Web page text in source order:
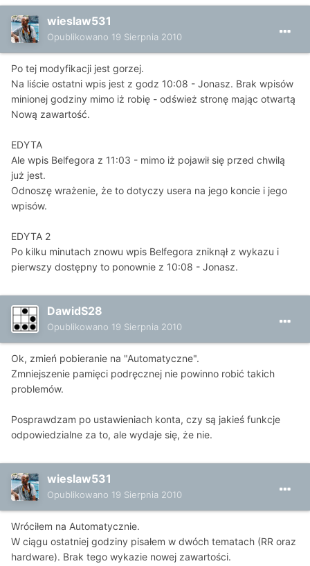
wieslaw531
Opublikowano 19 Sierpnia 2010
Po tej modyfikacji jest gorzej.
Na liście ostatni wpis jest z godz 10:08 - Jonasz. Brak wpisów
minionej godziny mimo iż robię - odśwież stronę mając otwartą
Nową zawartość.
EDYTA
Ale wpis Belfegora z 11:03 - mimo iż pojawił się przed chwilą
już jest.
Odnoszę wrażenie, że to dotyczy usera na jego koncie i jego
wpisów.
EDYTA 2
Po kilku minutach znowu wpis Belfegora zniknął z wykazu i
pierwszy dostępny to ponownie z 10:08 - Jonasz.
DawidS28
Opublikowano 19 Sierpnia 2010
Ok, zmień pobieranie na "Automatyczne".
Zmniejszenie pamięci podręcznej nie powinno robić takich
problemów.
Posprawdzam po ustawieniach konta, czy są jakieś funkcje
odpowiedzialne za to, ale wydaje się, że nie.
wieslaw531
Opublikowano 19 Sierpnia 2010
Wróciłem na Automatycznie.
W ciągu ostatniej godziny pisałem w dwóch tematach (RR oraz
hardware). Brak tego wykazie nowej zawartości.